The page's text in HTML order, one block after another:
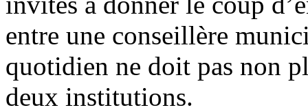
entre une conseillère
quotidien ne doit pas non
deux institutions.